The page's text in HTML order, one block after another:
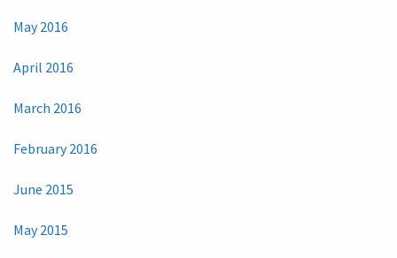
May 2016
April 2016
March 2016
February 2016
June 2015
May 2015